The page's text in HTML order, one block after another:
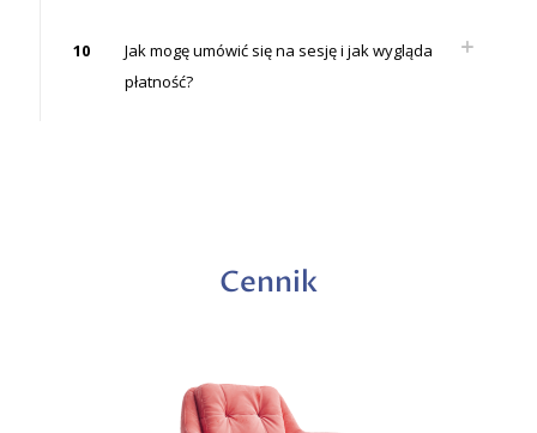
10
Jak mogę umówić się na sesję i jak wygląda
płatność?
Cennik